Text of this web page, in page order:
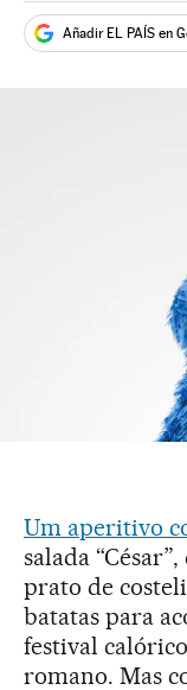
Añadir EL PAÍS en
Um aperitivo
salada
prato de
batatas para
festival
romano. Mas